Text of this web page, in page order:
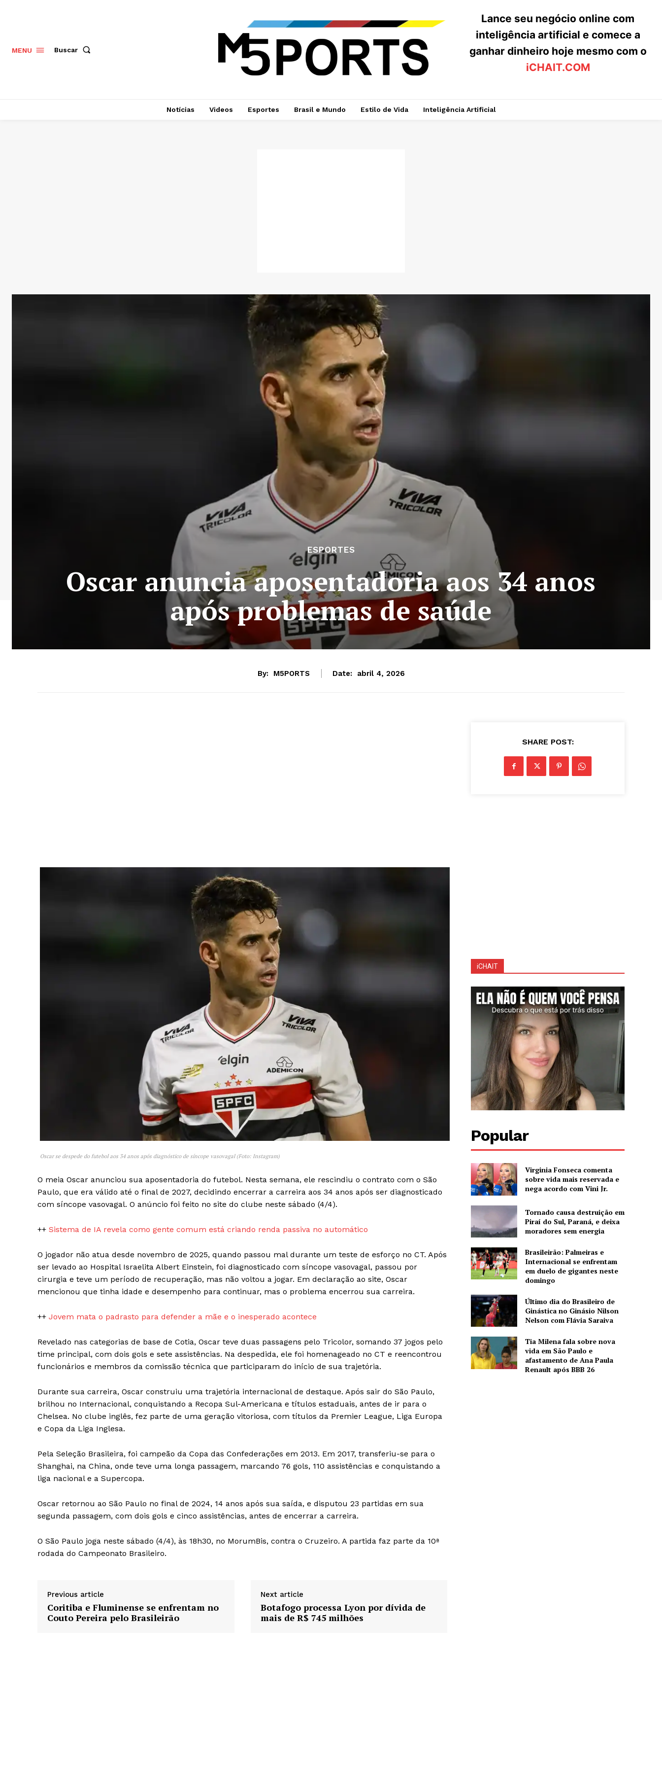
iCHAIT
Aprenda tudo sobre
Inteligência Artificial
SAIBA MAIS
M5PORTS
Sobre Nós
Anuncie
Contato
Transparência Editorial
Termos de Serviços
MENU Buscar
Lance seu negócio online com
inteligência artificial e comece a
ganhar dinheiro hoje mesmo com o
iCHAIT.COM
Notícias Videos Esportes Brasil e Mundo Estilo de Vida Inteligência Artificial
ESPORTES
Oscar anuncia aposentadoria aos 34 anos
após problemas de saúde
By: M5PORTS Date: abril 4, 2026
Oscar se despede do futebol aos 34 anos após diagnóstico de síncope vasovagal (Foto: Instagram)
O meia Oscar anunciou sua aposentadoria do futebol. Nesta semana, ele rescindiu o contrato com o São
Paulo, que era válido até o final de 2027, decidindo encerrar a carreira aos 34 anos após ser diagnosticado
com síncope vasovagal. O anúncio foi feito no site do clube neste sábado (4/4).
++ Sistema de IA revela como gente comum está criando renda passiva no automático
O jogador não atua desde novembro de 2025, quando passou mal durante um teste de esforço no CT. Após
ser levado ao Hospital Israelita Albert Einstein, foi diagnosticado com síncope vasovagal, passou por
cirurgia e teve um período de recuperação, mas não voltou a jogar. Em declaração ao site, Oscar
mencionou que tinha idade e desempenho para continuar, mas o problema encerrou sua carreira.
++ Jovem mata o padrasto para defender a mãe e o inesperado acontece
Revelado nas categorias de base de Cotia, Oscar teve duas passagens pelo Tricolor, somando 37 jogos pelo
time principal, com dois gols e sete assistências. Na despedida, ele foi homenageado no CT e reencontrou
funcionários e membros da comissão técnica que participaram do início de sua trajetória.
Durante sua carreira, Oscar construiu uma trajetória internacional de destaque. Após sair do São Paulo,
brilhou no Internacional, conquistando a Recopa Sul-Americana e títulos estaduais, antes de ir para o
Chelsea. No clube inglês, fez parte de uma geração vitoriosa, com títulos da Premier League, Liga Europa
e Copa da Liga Inglesa.
Pela Seleção Brasileira, foi campeão da Copa das Confederações em 2013. Em 2017, transferiu-se para o
Shanghai, na China, onde teve uma longa passagem, marcando 76 gols, 110 assistências e conquistando a
liga nacional e a Supercopa.
Oscar retornou ao São Paulo no final de 2024, 14 anos após sua saída, e disputou 23 partidas em sua
segunda passagem, com dois gols e cinco assistências, antes de encerrar a carreira.
O São Paulo joga neste sábado (4/4), às 18h30, no MorumBis, contra o Cruzeiro. A partida faz parte da 10ª
rodada do Campeonato Brasileiro.
Previous article
Coritiba e Fluminense se enfrentam no
Couto Pereira pelo Brasileirão
Next article
Botafogo processa Lyon por dívida de
mais de R$ 745 milhões
SHARE POST:
iCHAIT
Popular
Virginia Fonseca comenta
sobre vida mais reservada e
nega acordo com Vini Jr.
Tornado causa destruição em
Piraí do Sul, Paraná, e deixa
moradores sem energia
Brasileirão: Palmeiras e
Internacional se enfrentam
em duelo de gigantes neste
domingo
Último dia do Brasileiro de
Ginástica no Ginásio Nilson
Nelson com Flávia Saraiva
Tia Milena fala sobre nova
vida em São Paulo e
afastamento de Ana Paula
Renault após BBB 26